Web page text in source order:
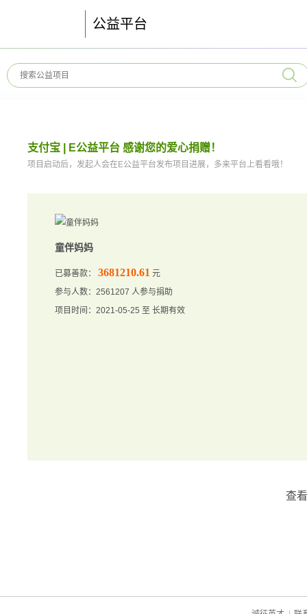
公益平台
支付宝 | E公益平台 感谢您的爱心捐赠！
项目启动后，发起人会在E公益平台发布项目进展，多来平台上看看哦！
童伴妈妈
已募善款： 3681210.61 元
参与人数：2561207 人参与捐助
项目时间：2021-05-25 至 长期有效
查看